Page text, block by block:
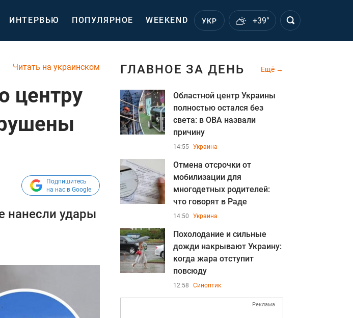
ИНТЕРВЬЮ ПОПУЛЯРНОЕ WEEKEND УКР +39°
Читать на украинском
центру
Подпишитесь
на нас в Google
нанесли удары
ГЛАВНОЕ ЗА ДЕНЬ Ещё
Областной центр Украины
полностью остался без
света: в ОВА назвали
причину
14:55 Украина
Отмена отсрочки от
мобилизации для
многодетных родителей:
что говорят в Раде
14:50 Украина
Похолодание и сильные
дожди накрывают Украину:
когда жара отступит
повсюду
12:58 Синоптик
Реклама